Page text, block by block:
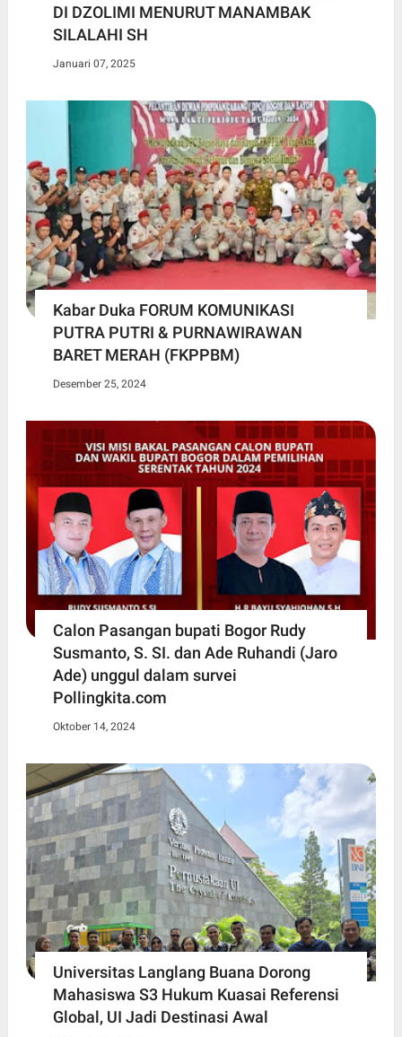
DI DZOLIMI MENURUT MANAMBAK
SILALAHI SH
Januari 07, 2025
Kabar Duka FORUM KOMUNIKASI
PUTRA PUTRI & PURNAWIRAWAN
BARET MERAH (FKPPBM)
Desember 25, 2024
Calon Pasangan bupati Bogor Rudy
Susmanto, S. SI. dan Ade Ruhandi (Jaro
Ade) unggul dalam survei
Pollingkita.com
Oktober 14, 2024
Universitas Langlang Buana Dorong
Mahasiswa S3 Hukum Kuasai Referensi
Global, UI Jadi Destinasi Awal